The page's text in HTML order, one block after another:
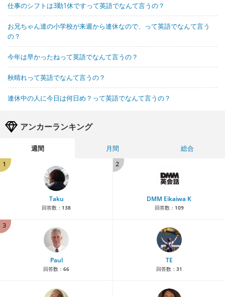
仕事のシフトは3勤1休ですって英語でなんて言うの？
お兄ちゃん達の小学校が来週から連休なので、って英語でなんて言う
の？
今年は早かったねって英語でなんて言うの？
秋晴れって英語でなんて言うの？
連休中の人に今日は何日め？って英語でなんて言うの？
アンカーランキング
週間 月間
総合
1
Taku
回答数： 138
2
DMM Eikaiwa K
回答数： 109
3
Paul
回答数： 66
TE
回答数： 31